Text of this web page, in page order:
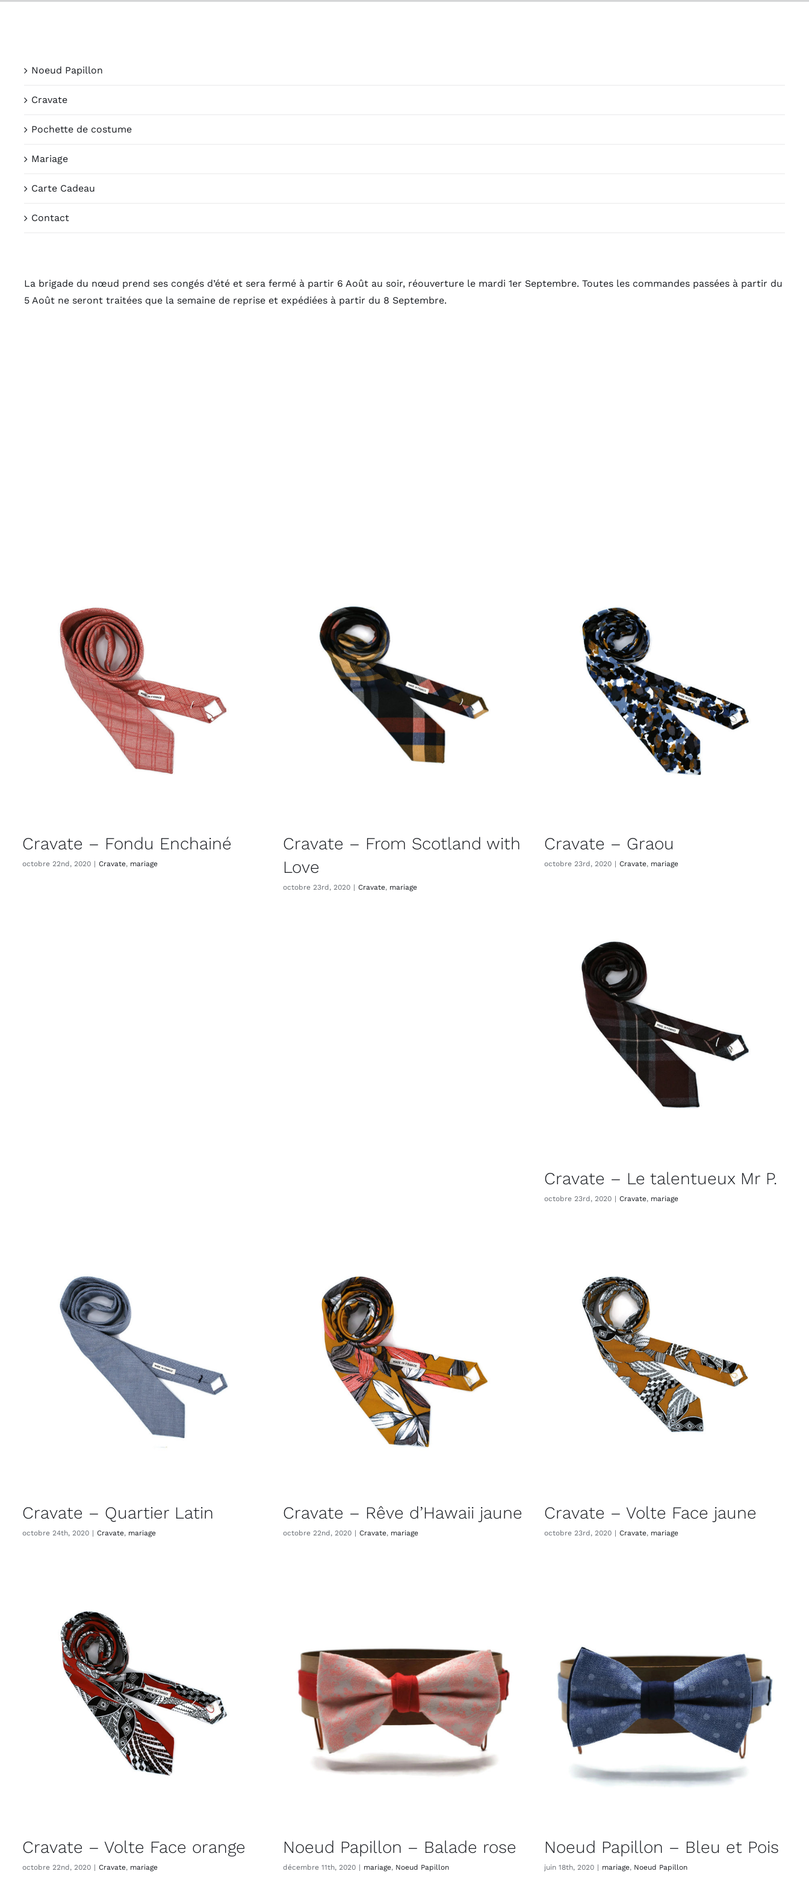
Noeud Papillon
Cravate
Pochette de costume
Mariage
Carte Cadeau
Contact
La brigade du nœud prend ses congés d’été et sera fermé à partir 6 Août au soir, réouverture le mardi 1er Septembre. Toutes les commandes passées à partir du
5 Août ne seront traitées que la semaine de reprise et expédiées à partir du 8 Septembre.
Cravate – Fondu Enchainé
octobre 22nd, 2020 | Cravate, mariage
Cravate – From Scotland with
Love
octobre 23rd, 2020 | Cravate, mariage
Cravate – Graou
octobre 23rd, 2020 | Cravate, mariage
Cravate – Le talentueux Mr P.
octobre 23rd, 2020 | Cravate, mariage
Cravate – Quartier Latin
octobre 24th, 2020 | Cravate, mariage
Cravate – Rêve d’Hawaii jaune
octobre 22nd, 2020 | Cravate, mariage
Cravate – Volte Face jaune
octobre 23rd, 2020 | Cravate, mariage
Cravate – Volte Face orange
octobre 22nd, 2020 | Cravate, mariage
Noeud Papillon – Balade rose
décembre 11th, 2020 | mariage, Noeud Papillon
Noeud Papillon – Bleu et Pois
juin 18th, 2020 | mariage, Noeud Papillon